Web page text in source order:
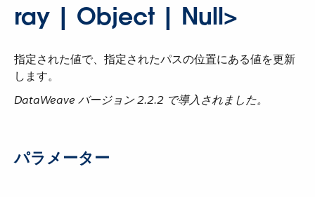
ray | Object | Null>
指定された値で、指定されたパスの位置にある値を更新
します。
DataWeave バージョン 2.2.2 で導入されました。
パラメーター